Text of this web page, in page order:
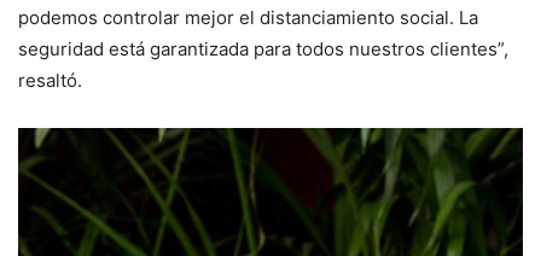
podemos controlar mejor el distanciamiento social. La
seguridad está garantizada para todos nuestros clientes”,
resaltó.